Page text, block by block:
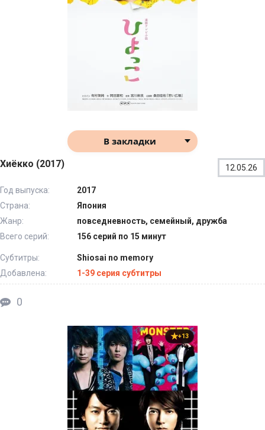
В закладки
Хиёкко (2017) 12.05.26
Год выпуска:
2017
Страна:
Япония
Жанр:
повседневность, семейный, дружба
Всего серий:
156 серий по 15 минут
Субтитры:
Shiosai no memory
Добавлена:
1-39 серия субтитры
0
+13